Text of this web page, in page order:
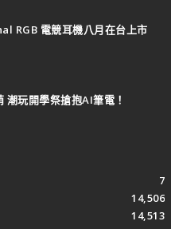
RGB 電競耳機八月在台上市
潮玩開學祭搶抱AI筆電！
7
14,506
14,513